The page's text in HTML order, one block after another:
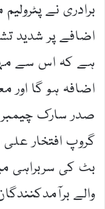
برادری نے
اضافے پر شدید
ہے کہ اس سے
اضافہ ہو گا اور
صدر سارک چیمبر
گروپ افتخار
بٹ کی سربراہی
والے